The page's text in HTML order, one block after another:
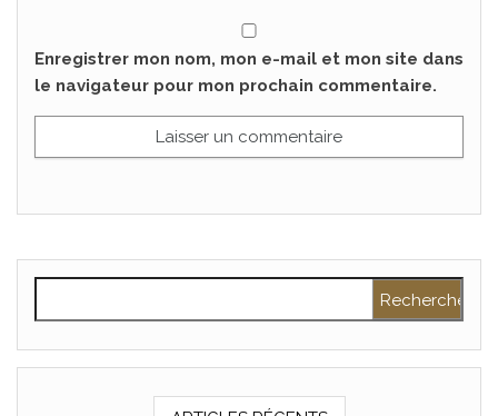
Enregistrer mon nom, mon e-mail et mon site dans
le navigateur pour mon prochain commentaire.